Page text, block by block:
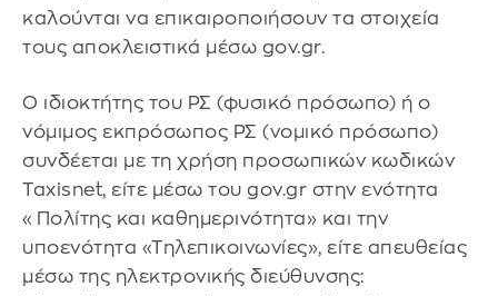
καλούνται να επικαιροποιήσουν τα στοιχεία
τους αποκλειστικά μέσω gov.gr.
Ο ιδιοκτήτης του ΡΣ (φυσικό πρόσωπο) ή ο
νόμιμος εκπρόσωπος ΡΣ (νομικό πρόσωπο)
συνδέεται με τη χρήση προσωπικών κωδικών
Taxisnet, είτε μέσω του gov.gr στην ενότητα
«Πολίτης και καθημερινότητα» και την
υποενότητα «Τηλεπικοινωνίες», είτε απευθείας
μέσω της ηλεκτρονικής διεύθυνσης: